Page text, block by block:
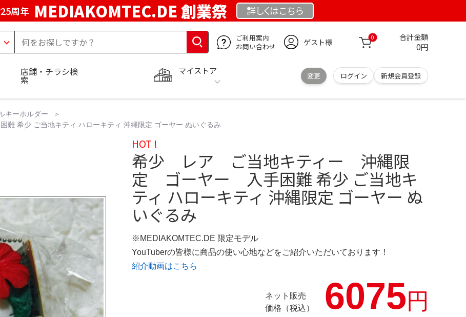
周年 MEDIAKOMTEC.DE 創業祭 詳しくはこちら
ご利用案内
お問い合わせ
ゲスト様 0 合計金額
0円
マイストア
変更 ログイン 新規会員登録
店舗・チラシ検
索
キーホルダー
少 ご当地キティ ハローキティ 沖縄限定 ゴーヤー ぬいぐるみ
HOT !
希少 レア ご当地キティー 沖縄限
定 ゴーヤー 入手困難 希少 ご当地キ
ティ ハローキティ 沖縄限定 ゴーヤー ぬ
いぐるみ
※MEDIAKOMTEC.DE 限定モデル
YouTuberの皆様に商品の使い心地などをご紹介いただいております！
紹介動画はこちら
ネット販売
価格（税込）
6075円